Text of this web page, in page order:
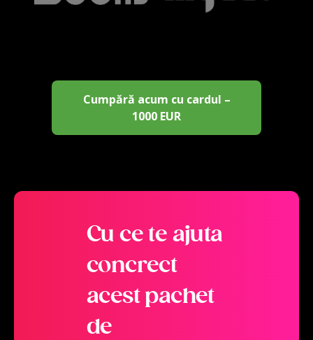
Cumpără acum cu cardul –
1000 EUR
Cu ce te ajuta
concrect
acest pachet
de